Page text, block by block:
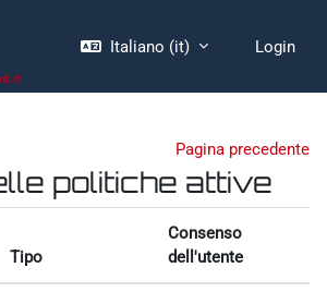
Italiano ‎(it)‎ Login
Pagina precedente
politiche attive
Tipo
Consenso
dell'utente